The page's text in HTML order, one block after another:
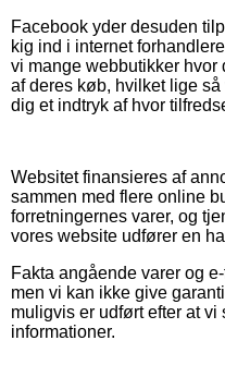
Facebook yder desuden
kig ind i internet
vi mange webbutikker hvor
af deres køb, hvilket lige
dig et indtryk af hvor
Websitet finansieres af
sammen med flere online
forretningernes varer, og
vores website udfører en
Fakta angående varer og
men vi kan ikke give
muligvis er udført efter at
informationer.